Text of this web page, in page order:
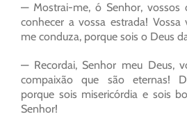
— Mostrai-me, ó Senhor, vossos
conhecer a vossa estrada!
me conduza, porque sois o Deus
— Recordai, Senhor meu Deus,
compaixão que são eternas!
porque sois misericórdia e sois
Senhor!